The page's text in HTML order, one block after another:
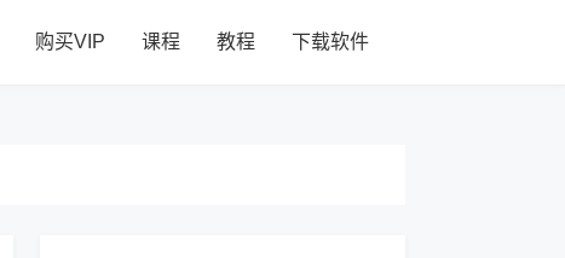
购买VIP 课程 教程 下载软件